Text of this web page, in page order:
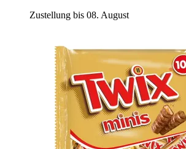
Zustellung bis 08. August